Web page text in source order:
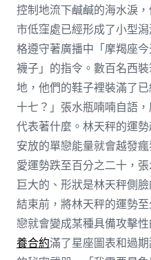
控制地流下鹹鹹的海水淚
市低窪處已經形成了小型
格遵守著廣播中「摩羯座
襪子」的指令。數百名西
地，他們的鞋子裡裝滿了
十七？」張水瓶喃喃自語
代表著什麼。林天秤的運
安放的單戀能量就會越發
愛運勢跌至百分之二十，
巨大的、形狀是林天秤側
結束前，將林天秤的運勢
戀就會變成某種具備攻擊
養合約滿了星座圖表和過